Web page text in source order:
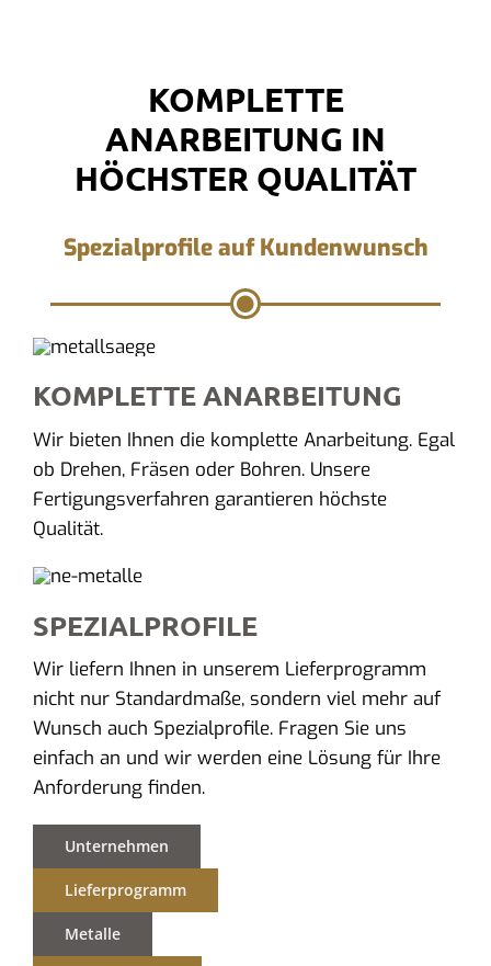
KOMPLETTE
ANARBEITUNG IN
HÖCHSTER QUALITÄT
Spezialprofile auf Kundenwunsch
KOMPLETTE ANARBEITUNG
Wir bieten Ihnen die komplette Anarbeitung. Egal
ob Drehen, Fräsen oder Bohren. Unsere
Fertigungsverfahren garantieren höchste
Qualität.
SPEZIALPROFILE
Wir liefern Ihnen in unserem Lieferprogramm
nicht nur Standardmaße, sondern viel mehr auf
Wunsch auch Spezialprofile. Fragen Sie uns
einfach an und wir werden eine Lösung für Ihre
Anforderung finden.
Unternehmen
Lieferprogramm
Metalle